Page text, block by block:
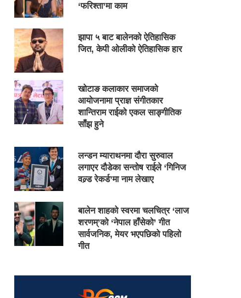
‘फरिश्ता’मा काम
झापा ५ बाट बालेनको ऐतिहासिक
जित, केपी ओलीको ऐतिहासिक हार
खोटाङ कलाकार समाजको
आयोजनामा प्राज्ञ संगीतकार
शान्तिराम राईको एकल साङ्गीतिक
साँझ हुने
लन्डन म्याराथनमा दौरा सुरुवाल
लगाएर दौडेका सन्तोष राईले ‘गिनिज
वल्र्ड रेकर्ड’मा नाम लेखाए
बालेन शाहको स्वरमा चलचित्र ‘लाज
शरणम्’को ‘नेपाल हाँसेको’ गीत
सार्वजनिक, मेयर भएपछिको पहिलो
गीत